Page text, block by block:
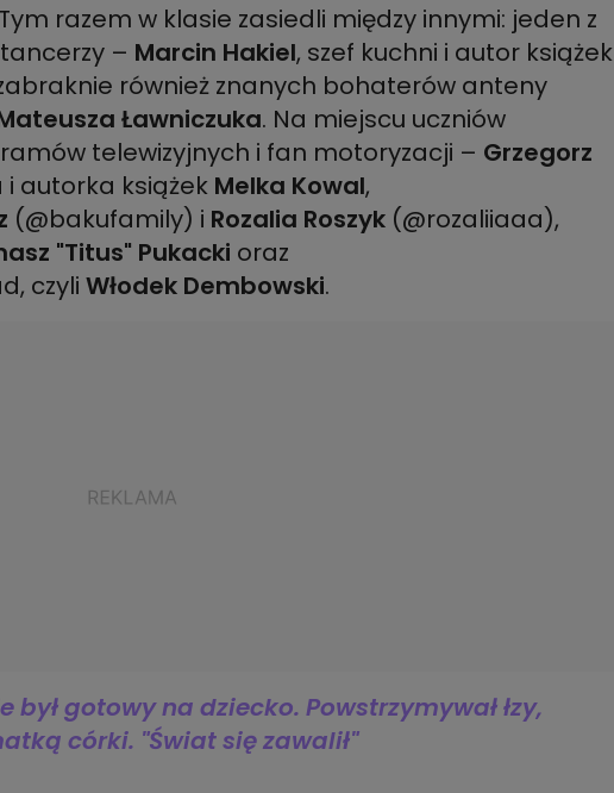
razem w klasie zasiedli między innymi: jeden z
– Marcin Hakiel, szef kuchni i autor książek
również znanych bohaterów anteny
Ławniczuka. Na miejscu uczniów
telewizyjnych i fan motoryzacji – Grzegorz
autorka książek Melka Kowal,
(@bakufamily) i Rozalia Roszyk (@rozaliiaaa),
"Titus" Pukacki oraz
czyli Włodek Dembowski.
był gotowy na dziecko. Powstrzymywał łzy,
córki. "Świat się zawalił"